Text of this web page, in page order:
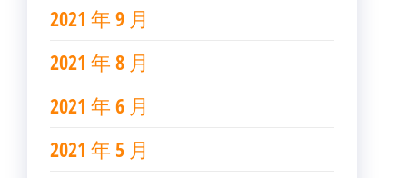
2021 年 9 月
2021 年 8 月
2021 年 6 月
2021 年 5 月